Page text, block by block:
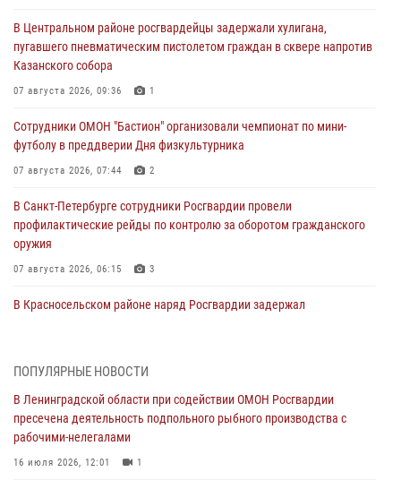
В Центральном районе росгвардейцы задержали хулигана,
пугавшего пневматическим пистолетом граждан в сквере напротив
Казанского собора
07 августа 2026, 09:36 1
Сотрудники ОМОН "Бастион" организовали чемпионат по мини-
футболу в преддверии Дня физкультурника
07 августа 2026, 07:44 2
В Санкт-Петербурге сотрудники Росгвардии провели
профилактические рейды по контролю за оборотом гражданского
оружия
07 августа 2026, 06:15 3
В Красносельском районе наряд Росгвардии задержал
06 августа 2026, 13:39 1
В Центральном районе росгвардейцы оперативно задержали
хулигана, стрелявшего из пускового устройства рядом с жилыми
домами
06 августа 2026, 11:36
ПОПУЛЯРНЫЕ НОВОСТИ
В Ленинградской области при содействии ОМОН Росгвардии
пресечена деятельность подпольного рыбного производства с
рабочими-нелегалами
16 июля 2026, 12:01 1